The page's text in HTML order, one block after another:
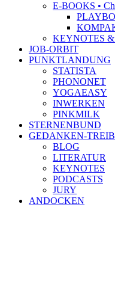
E-BOOKS •
KEYNOTES &
JOB-ORBIT
PUNKTLANDUNG
STATISTA
PHONONET
YOGAEASY
INWERKEN
PINKMILK
STERNENBUND
GEDANKEN-
BLOG
LITERATUR
KEYNOTES
PODCASTS
JURY
ANDOCKEN